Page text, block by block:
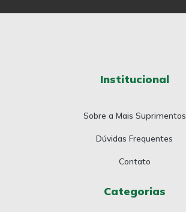
Institucional
Sobre a Mais Suprimentos
Dúvidas Frequentes
Contato
Categorias